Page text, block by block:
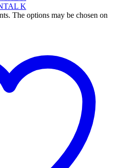
The options may be chosen on